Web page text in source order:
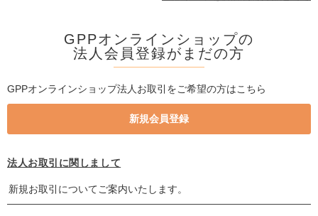
GPPオンラインショップの
法人会員登録がまだの方
GPPオンラインショップ法人お取引をご希望の方はこちら
法人お取引に関しまして
新規お取引についてご案内いたします。